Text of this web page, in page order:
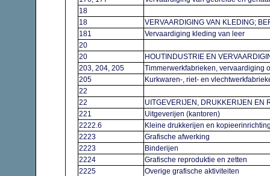
18
18
VERVAARDIGING VAN KLEDING;
181
Vervaardiging kleding van leer
20
20
HOUTINDUSTRIE EN
203, 204, 205
Timmerwerkfabrieken, vervaardiging
205
Kurkwaren-, riet- en
22
22
UITGEVERIJEN, DRUKKERIJEN EN
221
Uitgeverijen (kantoren)
2222.6
Kleine drukkerijen en
2223
Grafische afwerking
2223
Binderijen
2224
Grafische reproduktie en zetten
2225
Overige grafische aktiviteiten